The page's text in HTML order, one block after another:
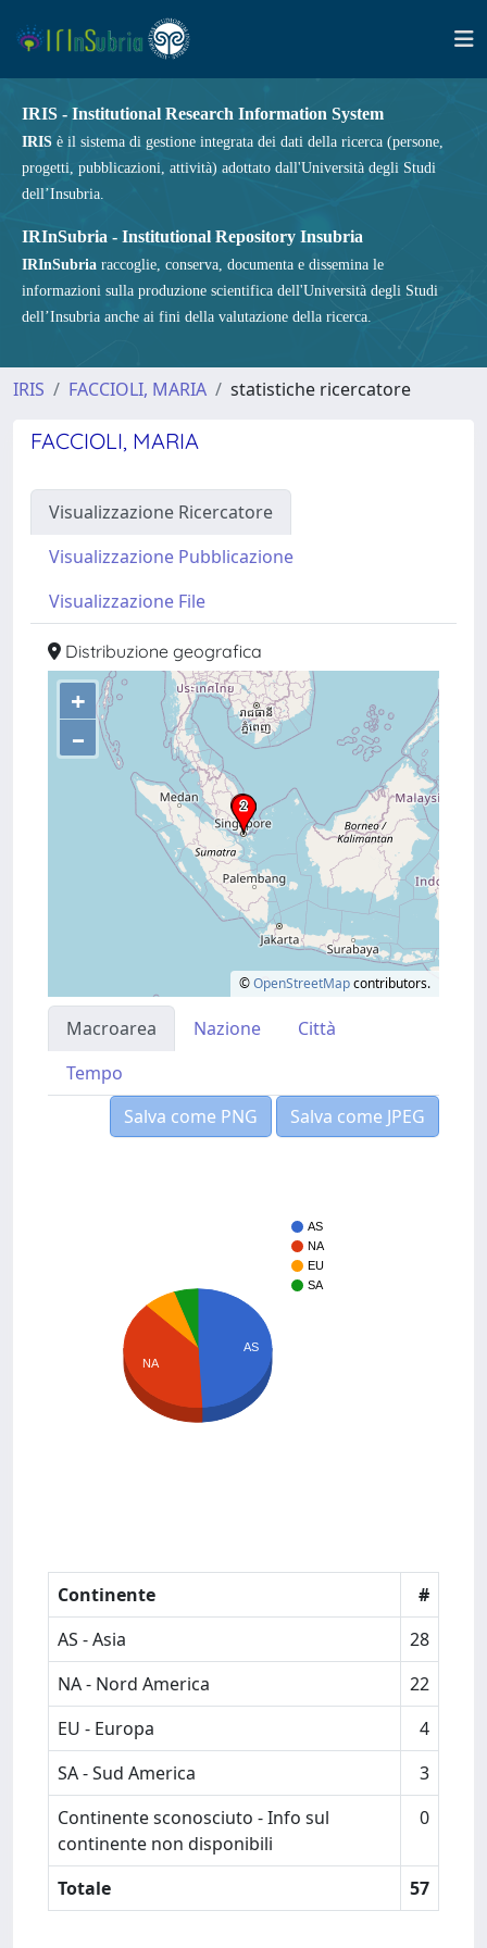
IRIS - Institutional Research Information System
IRIS è il sistema di gestione integrata dei dati della ricerca (persone,
progetti, pubblicazioni, attività) adottato dall'Università degli Studi
dell’Insubria.
IRInSubria - Institutional Repository Insubria
IRInSubria raccoglie, conserva, documenta e dissemina le
informazioni sulla produzione scientifica dell'Università degli Studi
dell’Insubria anche ai fini della valutazione della ricerca.
IRIS FACCIOLI, MARIA statistiche ricercatore
FACCIOLI, MARIA
Visualizzazione Ricercatore
Visualizzazione Pubblicazione
Visualizzazione File
Distribuzione geografica
+
–
©OpenStreetMapcontributors.
Macroarea Nazione
Città
Tempo
Salva come PNG
Salva come JPEG
AS
NA
EU
SA
AS
NA
Continente
#
AS - Asia
28
NA - Nord America
22
EU - Europa
4
SA - Sud America
3
Continente sconosciuto - Info sul
continente non disponibili
0
Totale 57